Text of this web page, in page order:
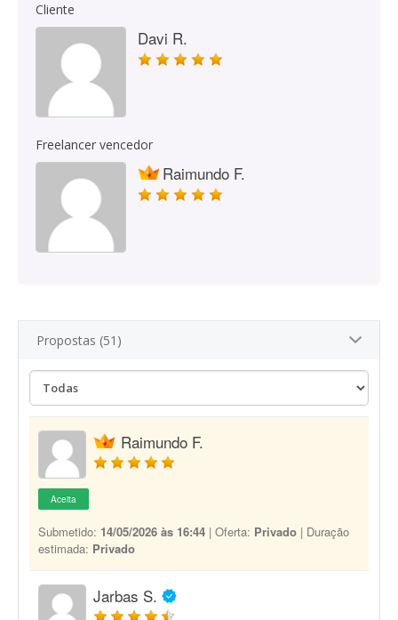
Cliente
Davi R.
Freelancer vencedor
Raimundo F.
Propostas (51)
Raimundo F.
Aceita
Submetido: 14/05/2026 às 16:44 | Oferta: Privado | Duração
estimada: Privado
Jarbas S.